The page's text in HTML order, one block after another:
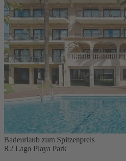
Badeurlaub zum Spitzenpreis
R2 Lago Playa Park